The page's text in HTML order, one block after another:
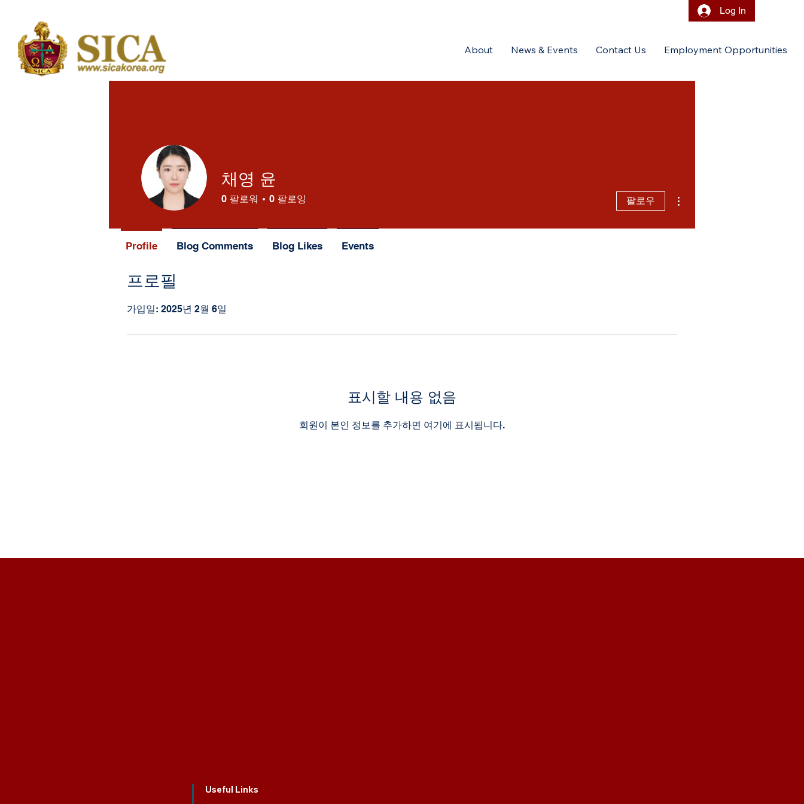
About News & Events Contact Us Employment Opportunities
Log In
프로필
가입일: 2025년 2월 6일
표시할 내용 없음
회원이 본인 정보를 추가하면 여기에 표시됩니다.
채영 윤
0 팔로워 0 팔로잉 팔로우
Profile Blog Comments Blog Likes Events
Useful Links